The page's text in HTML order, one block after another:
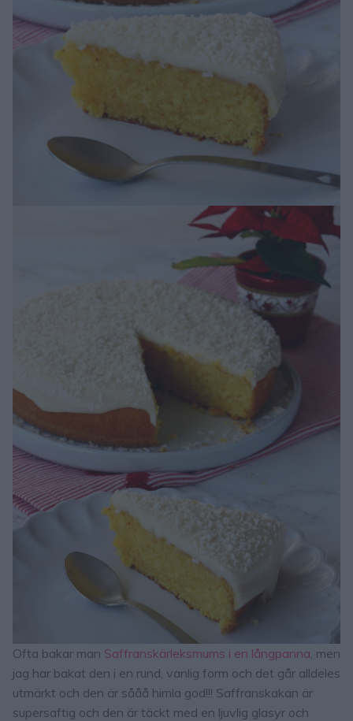
Ofta bakar man Saffranskärleksmums i en långpanna , men
jag har bakat den i en rund, vanlig form och det går alldeles
utmärkt och den är sååå himla god!!! Saffranskakan är
supersaftig och den är täckt med en ljuvlig glasyr och